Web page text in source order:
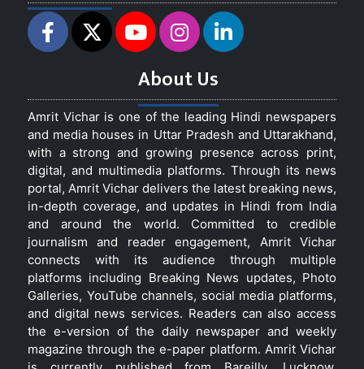
About Us
Amrit Vichar is one of the leading Hindi newspapers
and media houses in Uttar Pradesh and Uttarakhand,
with a strong and growing presence across print,
digital, and multimedia platforms. Through its news
portal, Amrit Vichar delivers the latest breaking news,
in-depth coverage, and updates in Hindi from India
and around the world. Committed to credible
journalism and reader engagement, Amrit Vichar
connects with its audience through multiple
platforms including Breaking News updates, Photo
Galleries, YouTube channels, social media platforms,
and digital news services. Readers can also access
the e-version of the daily newspaper and weekly
magazine through the e-paper platform. Amrit Vichar